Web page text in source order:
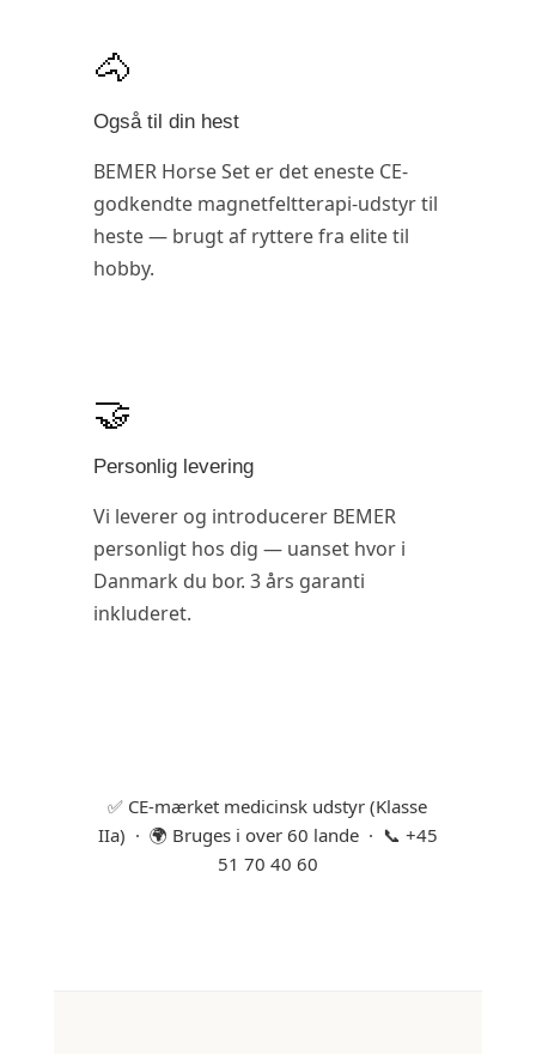
🐴
Også til din hest
BEMER Horse Set er det eneste CE-
godkendte magnetfeltterapi-udstyr til
heste — brugt af ryttere fra elite til
hobby.
🤝
Personlig levering
Vi leverer og introducerer BEMER
personligt hos dig — uanset hvor i
Danmark du bor. 3 års garanti
inkluderet.
✅ CE-mærket medicinsk udstyr (Klasse
IIa) · 🌍 Bruges i over 60 lande · 📞 +45
51 70 40 60